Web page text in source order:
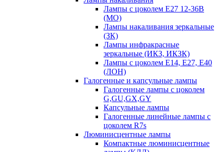
Лампы с цоколем Е27 12-36В
(МО)
Лампы накаливания зеркальные
(ЗК)
Лампы инфракрасные
зеркальные (ИКЗ, ИКЗК)
Лампы с цоколем Е14, Е27, Е40
(ЛОН)
Галогенные и капсульные лампы
Галогенные лампы с цоколем
G,GU,GX,GY
Капсульные лампы
Галогенные линейные лампы с
цоколем R7s
Люминисцентные лампы
Компактные люминисцентные